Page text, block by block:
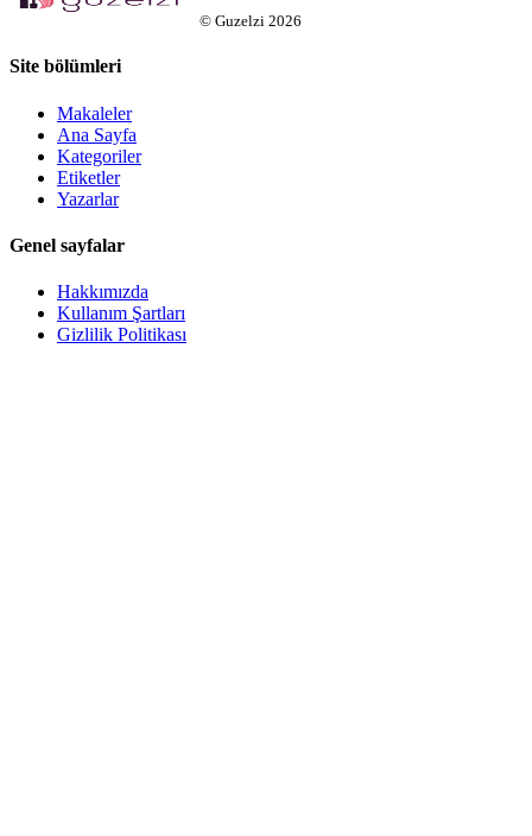
© Guzelzi 2026
Site bölümleri
Makaleler
Ana Sayfa
Kategoriler
Etiketler
Yazarlar
Genel sayfalar
Hakkımızda
Kullanım Şartları
Gizlilik Politikası